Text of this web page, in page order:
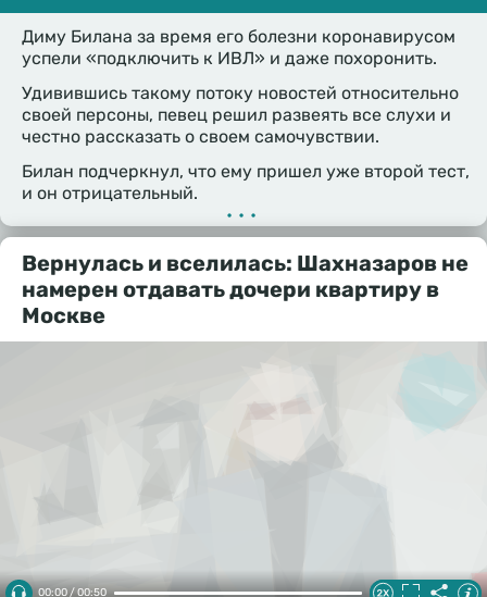
Диму Билана за время его болезни коронавирусом
успели «подключить к ИВЛ» и даже похоронить.
Удивившись такому потоку новостей относительно
своей персоны, певец решил развеять все слухи и
честно рассказать о своем самочувствии.
Билан подчеркнул, что ему пришел уже второй тест,
и он отрицательный.
•••
Вернулась и вселилась: Шахназаров не
намерен отдавать дочери квартиру в
Москве
00:00 / 00:50